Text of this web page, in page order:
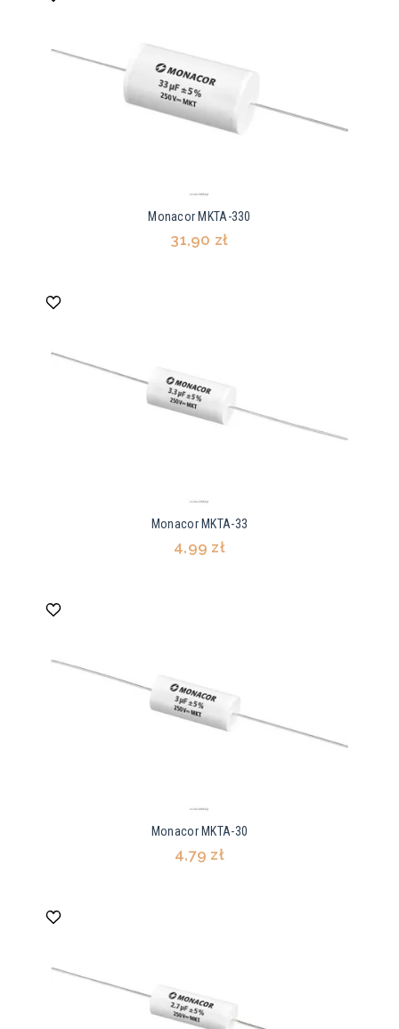
Monacor MKTA-330
31,90 zł
Monacor MKTA-33
4,99 zł
Monacor MKTA-30
4,79 zł